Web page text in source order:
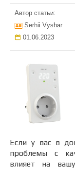
Автор статьи:
Serhii Vyshar
01.06.2023
Если у вас в
проблемы с
влияет на